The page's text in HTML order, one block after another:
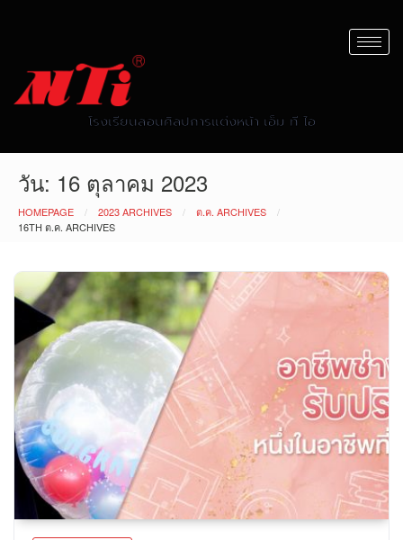
โรงเรียนสอนศิลปการแต่งหน้า เอ็ม ที ไอ
วัน: 16 ตุลาคม 2023
HOMEPAGE 2023 ARCHIVES
ต.ค. ARCHIVES
16TH ต.ค. ARCHIVES